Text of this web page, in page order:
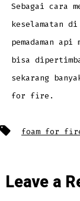
Sebagai cara
keselamatan
pemadaman api
bisa
sekarang
for fire.
Tags foam for
Leave a